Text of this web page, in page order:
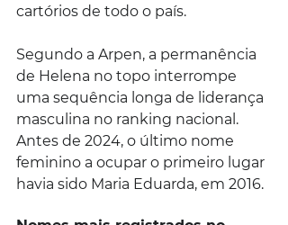
cartórios de todo o país.
Segundo a Arpen, a permanência
de Helena no topo interrompe
uma sequência longa de liderança
masculina no ranking nacional.
Antes de 2024, o último nome
feminino a ocupar o primeiro lugar
havia sido Maria Eduarda, em 2016.